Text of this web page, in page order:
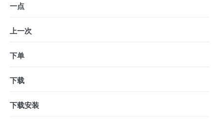
一点
上一次
下单
下载
下载安装